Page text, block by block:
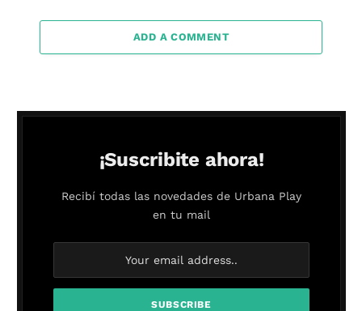
ADD A COMMENT
¡Suscribite ahora!
Recibí todas las novedades de Urbana Play
en tu mail